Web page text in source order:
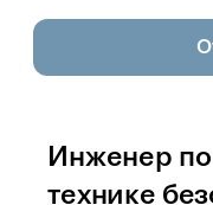
Инженер по
технике